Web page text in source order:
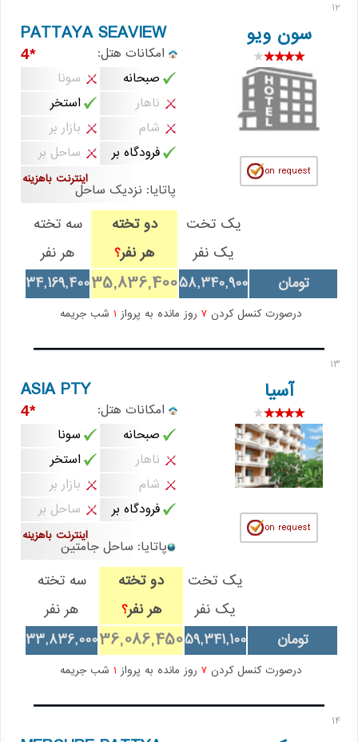
12
سون ویو PATTAYA SEAVIEW
امکانات هتل: *4
صبحانه
سونا
ناهار
استخر
شام
بازار بر
فرودگاه بر
ساحل بر
اینترنت باهزینه
پاتایا: نزدیک ساحل
یک تخت
یک نفر
دو تخته
هر نفر؟
سه تخته
هر نفر
تومان
58,340,900
35,836,400
34,169,400
درصورت کنسل کردن 7 روز مانده به پرواز شب جریمه
13
آسیا ASIA PTY
امکانات هتل: *4
صبحانه
سونا
ناهار
استخر
شام
بازار بر
فرودگاه بر
ساحل بر
اینترنت باهزینه
پاتایا: ساحل جامتین
یک تخت
یک نفر
دو تخته
هر نفر؟
سه تخته
هر نفر
تومان
59,341,100
36,086,450
33,836,000
درصورت کنسل کردن 7 روز مانده به پرواز شب جریمه
14